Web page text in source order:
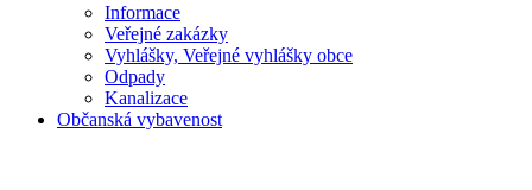
Informace
Veřejné zakázky
Vyhlášky, Veřejné vyhlášky obce
Odpady
Kanalizace
Občanská vybavenost